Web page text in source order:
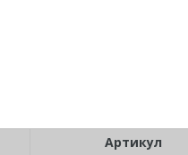
Артикул